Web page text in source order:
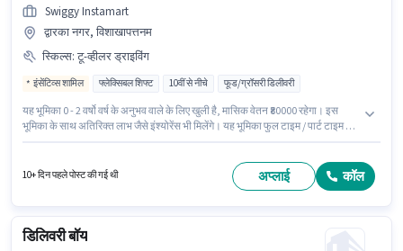
Swiggy Instamart
द्वारका नगर, विशाखापत्तनम
स्किल्स: टू-व्हीलर ड्राइविंग
इंसेंटिव्स शामिल फ्लेक्सिबल शिफ्ट 10वीं से नीचे फूड/ग्रॉसरी डिलीवरी
यह भूमिका 0 - 2 वर्षो वर्ष के अनुभव वाले के लिए खुली है, मासिक वेतन ₹80000 रहेगा। इस
भूमिका के साथ अतिरिक्त लाभ जैसे इंश्योरेंस भी मिलेंगे। यह भूमिका फुल टाइम / पार्ट टाइम की
भूमिका के लिए उम्मीदवार के पास टू-व्हीलर ड्राइविंग होना अनिवार्य है।
10+ दिन पहले पोस्ट की गई थी अप्लाई कॉल
डिलिवरी बॉय